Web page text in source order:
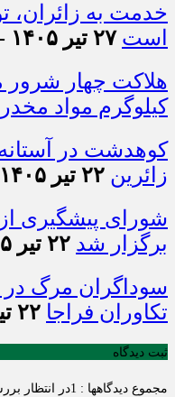
خدمت به زائران،
است ۲۷ تیر ۱۴۰۵ - ۲۰:۱۷
کیلوگرم مواد مخدر
کوهدشت در
زائرین ۲۲ تیر ۱۴۰۵ - ۱:۳۱
شورای پیشگیری
برگزار شد ۲۲ تیر ۱۴۰۵ - ۱:۲۴
سوداگران مرگ در
تکاوران فراجا ۲۲ تیر ۱۴۰۵ - ۰:۴۳
ثبت دیدگاه
مجموع دیدگاهها : 1 در انتظار